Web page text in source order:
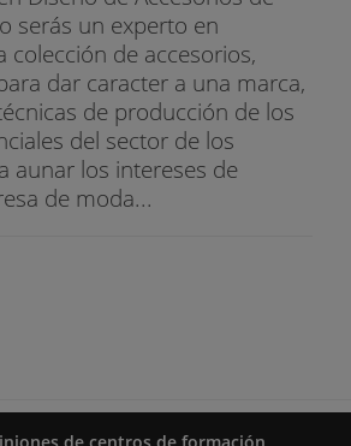
serás un experto en
colección de accesorios,
dar caracter a una marca,
de producción de los
del sector de los
aunar los intereses de
de moda...